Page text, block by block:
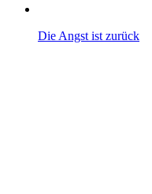
Die Angst ist zurück